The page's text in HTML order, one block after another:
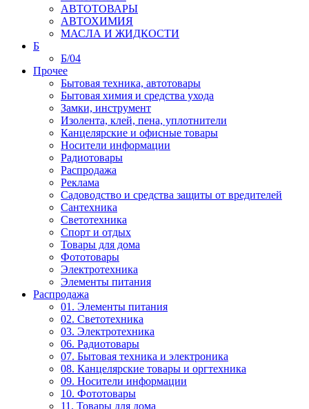
АВТОТОВАРЫ
АВТОХИМИЯ
МАСЛА И ЖИДКОСТИ
Б
Б/04
Прочее
Бытовая техника, автотовары
Бытовая химия и средства ухода
Замки, инструмент
Изолента, клей, пена, уплотнители
Канцелярские и офисные товары
Носители информации
Радиотовары
Распродажа
Реклама
Садоводство и средства защиты от вредителей
Сантехника
Светотехника
Спорт и отдых
Товары для дома
Фототовары
Электротехника
Элементы питания
Распродажа
01. Элементы питания
02. Светотехника
03. Электротехника
06. Радиотовары
07. Бытовая техника и электроника
08. Канцелярские товары и оргтехника
09. Носители информации
10. Фототовары
11. Товары для дома